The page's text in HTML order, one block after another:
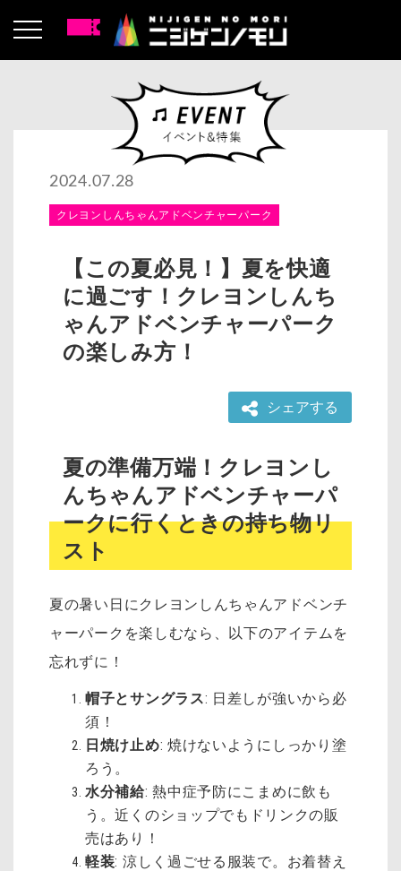
2024.07.28
クレヨンしんちゃんアドベンチャーパーク
【この夏必見！】夏を快適
に過ごす！クレヨンしんち
ゃんアドベンチャーパーク
の楽しみ方！
シェアする
夏の準備万端！クレヨンし
んちゃんアドベンチャーパ
ークに行くときの持ち物リ
スト
夏の暑い日にクレヨンしんちゃんアドベンチ
ャーパークを楽しむなら、以下のアイテムを
忘れずに！
帽子とサングラス: 日差しが強いから必
須！
日焼け止め: 焼けないようにしっかり塗
ろう。
水分補給: 熱中症予防にこまめに飲も
う。近くのショップでもドリンクの販
売はあり！
軽装: 涼しく過ごせる服装で。お着替え